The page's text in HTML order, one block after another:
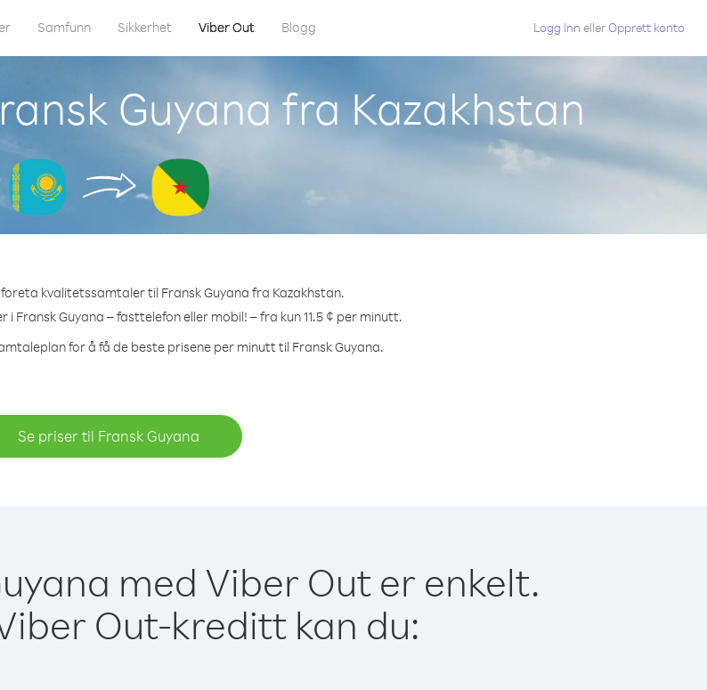
Samfunn Sikkerhet Viber Out Blogg Logg Inn ellerOpprett konto
Guyana fra Kazakhstan
kvalitetssamtaler til Fransk Guyana fra Kazakhstan.
i Fransk Guyana – fasttelefon eller mobil! – fra kun 11.5 ¢ per minutt.
for å få de beste prisene per minutt til Fransk Guyana.
Se priser til Fransk Guyana
med Viber Out er enkelt.
Out-kreditt kan du: